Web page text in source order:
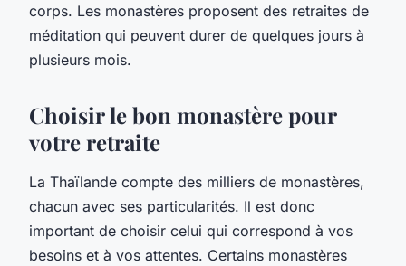
corps. Les monastères proposent des retraites de
méditation qui peuvent durer de quelques jours à
plusieurs mois.
Choisir le bon monastère pour
votre retraite
La Thaïlande compte des milliers de monastères,
chacun avec ses particularités. Il est donc
important de choisir celui qui correspond à vos
besoins et à vos attentes. Certains monastères